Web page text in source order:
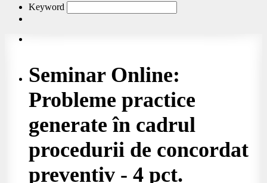
Keyword
Seminar Online:
Probleme practice
generate în cadrul
procedurii de concordat
preventiv - 4 pct.